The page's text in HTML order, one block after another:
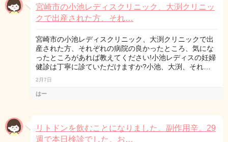
宮崎市の小池レディスクリニック、大渕クリニッ
クで出産された方、それ…
宮崎市の小池レディスクリニック、大渕クリニックで出
産された方、それぞれの病院の良かったところ、気にな
ったところがあれば教えてください!小池レディスの妊婦
健診は丁寧に診ていただけますか?小池、大渕、それ…
2月7日
はー
リトドンを飲むことになりました。副作用辛。29
週で本日検診でした。お…